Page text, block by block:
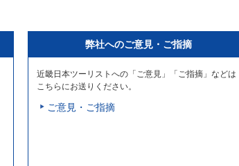
弊社へのご意見・ご指摘
近畿日本ツーリストへの「ご意見」「ご指摘」などは
こちらにお送りください。
ご意見・ご指摘